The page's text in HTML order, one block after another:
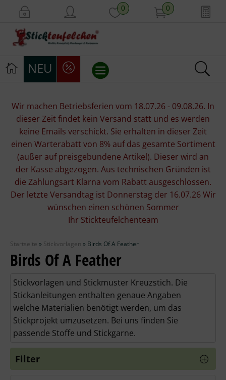
0 0
NEU
Stickpackungen
Stickgarne
Stoffe
Mill Hill Beads
Wolle
Stricknadeln
Knüpfpackungen
Ausverkauf
Wir machen Betriebsferien vom 18.07.26 - 09.08.26. In
dieser Zeit findet kein Versand statt und es werden
keine Emails verschickt. Sie erhalten in dieser Zeit
einen Warterabatt von 8% auf das gesamte Sortiment
(außer auf preisgebundene Artikel). Dieser wird an
der Kasse abgezogen. Aus technischen Gründen ist
die Zahlungsart Klarna vom Rabatt ausgeschlossen.
Der letzte Versandtag ist Donnerstag der 16.07.26 Wir
wünschen einen schönen Sommer
Ihr Stickteufelchenteam
Startseite » Stickvorlagen » Birds Of A Feather
Birds Of A Feather
Stickvorlagen und Stickmuster Kreuzstich. Die
Stickanleitungen enthalten genaue Angaben
welche Materialien benötigt werden, um das
Stickprojekt umzusetzen. Bei uns finden Sie
passende Stoffe und Stickgarne.
Filter